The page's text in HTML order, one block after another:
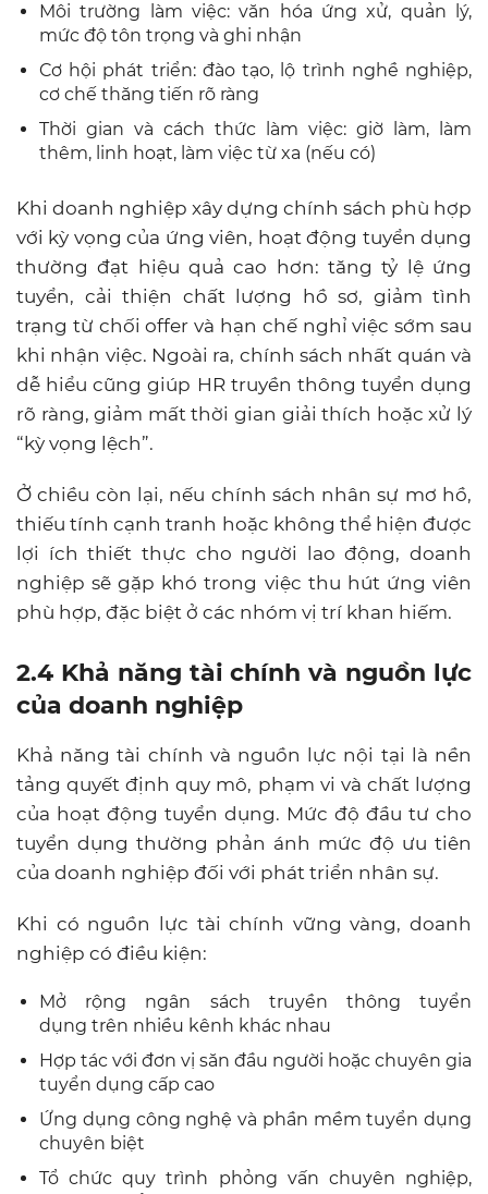
Môi trường làm việc: văn hóa ứng xử, quản lý,
mức độ tôn trọng và ghi nhận
Cơ hội phát triển: đào tạo, lộ trình nghề nghiệp,
cơ chế thăng tiến rõ ràng
Thời gian và cách thức làm việc: giờ làm, làm
thêm, linh hoạt, làm việc từ xa (nếu có)
Khi doanh nghiệp xây dựng chính sách phù hợp
với kỳ vọng của ứng viên, hoạt động tuyển dụng
thường đạt hiệu quả cao hơn: tăng tỷ lệ ứng
tuyển, cải thiện chất lượng hồ sơ, giảm tình
trạng từ chối offer và hạn chế nghỉ việc sớm sau
khi nhận việc. Ngoài ra, chính sách nhất quán và
dễ hiểu cũng giúp HR truyền thông tuyển dụng
rõ ràng, giảm mất thời gian giải thích hoặc xử lý
“kỳ vọng lệch”.
Ở chiều còn lại, nếu chính sách nhân sự mơ hồ,
thiếu tính cạnh tranh hoặc không thể hiện được
lợi ích thiết thực cho người lao động, doanh
nghiệp sẽ gặp khó trong việc thu hút ứng viên
phù hợp, đặc biệt ở các nhóm vị trí khan hiếm.
2.4 Khả năng tài chính và nguồn lực
của doanh nghiệp
Khả năng tài chính và nguồn lực nội tại là nền
tảng quyết định quy mô, phạm vi và chất lượng
của hoạt động tuyển dụng. Mức độ đầu tư cho
tuyển dụng thường phản ánh mức độ ưu tiên
của doanh nghiệp đối với phát triển nhân sự.
Khi có nguồn lực tài chính vững vàng, doanh
nghiệp có điều kiện:
Mở rộng ngân sách truyền thông tuyển
dụng trên nhiều kênh khác nhau
Hợp tác với đơn vị săn đầu người hoặc chuyên gia
tuyển dụng cấp cao
Ứng dụng công nghệ và phần mềm tuyển dụng
chuyên biệt
Tổ chức quy trình phỏng vấn chuyên nghiệp,